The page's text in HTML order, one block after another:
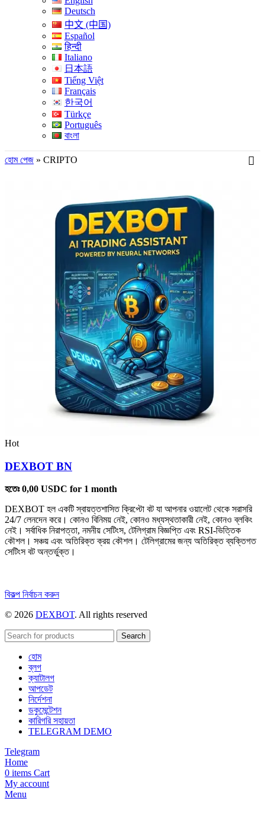
Deutsch
中文 (中国)
Español
हिन्दी
Italiano
日本語
Tiếng Việt
Français
한국어
Türkçe
Português
বাংলা
হোম পেজ » CRIPTO
Hot
DEXBOT BN
হতেঃ0,00 USDC for 1 month
DEXBOT হল একটি স্বায়ত্তশাসিত ক্রিপ্টো বট যা আপনার ওয়ালেট থেকে সরাসরি
24/7 লেনদেন করে। কোনও বিনিময় নেই, কোনও মধ্যস্থতাকারী নেই, কোনও ব্লকিং
নেই। সর্বাধিক নিরাপত্তা, নমনীয় সেটিংস, টেলিগ্রাম বিজ্ঞপ্তি এবং RSI-ভিত্তিক
কৌশল। সঞ্চয় এবং অতিরিক্ত ক্রয় কৌশল। টেলিগ্রামের জন্য অতিরিক্ত ব্যক্তিগত
সেটিংস বট অন্তর্ভুক্ত।
বিকল্প নির্বাচন করুনএই
একাধিক
রয়েছে।
পারে।
© 2026 DEXBOT. All rights reserved
Search
হোম
ব্লগ
ক্যাটালগ
আপডেট
নির্দেশনা
ডকুমেন্টেশন
কারিগরি সহায়তা
TELEGRAM DEMO
Telegram
Home
0 items Cart
My account
Menu